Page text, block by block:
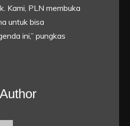
Kami, PLN membuka
untuk bisa
ini,” pungkas